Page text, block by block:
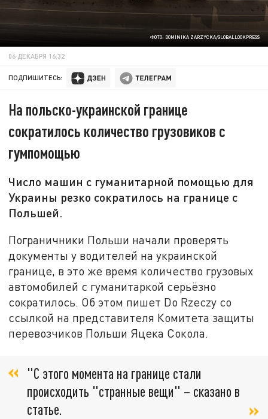
ФОТО: DOMINIKA ZARZYCKA/GLOBALLOOKPRESS
06 ДЕКАБРЯ 16:32
ПОДПИШИТЕСЬ:
На польско-украинской границе
сократилось количество грузовиков с
гумпомощью
Число машин с гуманитарной помощью для
Украины резко сократилось на границе с
Польшей.
Пограничники Польши начали проверять
документы у водителей на украинской
границе, в это же время количество грузовых
автомобилей с гуманитаркой серьёзно
сократилось. Об этом пишет Do Rzeczy со
ссылкой на представителя Комитета защиты
перевозчиков Польши Яцека Сокола.
"С этого момента на границе стали
происходить "странные вещи" – сказано в
статье.